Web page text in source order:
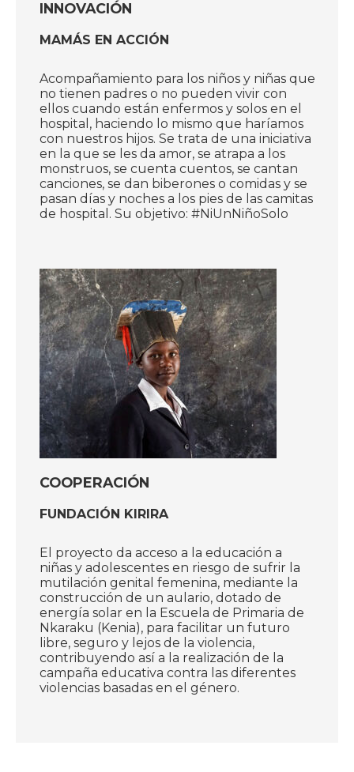
INNOVACIÓN
MAMÁS EN ACCIÓN
Acompañamiento para los niños y niñas que
no tienen padres o no pueden vivir con
ellos cuando están enfermos y solos en el
hospital, haciendo lo mismo que haríamos
con nuestros hijos. Se trata de una iniciativa
en la que se les da amor, se atrapa a los
monstruos, se cuenta cuentos, se cantan
canciones, se dan biberones o comidas y se
pasan días y noches a los pies de las camitas
de hospital. Su objetivo: #NiUnNiñoSolo
COOPERACIÓN
FUNDACIÓN KIRIRA
El proyecto da acceso a la educación a
niñas y adolescentes en riesgo de sufrir la
mutilación genital femenina, mediante la
construcción de un aulario, dotado de
energía solar en la Escuela de Primaria de
Nkaraku (Kenia), para facilitar un futuro
libre, seguro y lejos de la violencia,
contribuyendo así a la realización de la
campaña educativa contra las diferentes
violencias basadas en el género.